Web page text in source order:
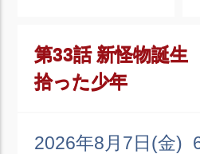
第33話 新怪物誕
拾った少年
2026年8月7日(金)